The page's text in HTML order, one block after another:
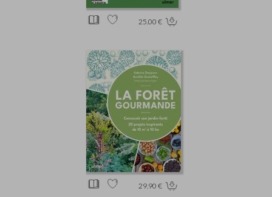
25.00 €
29.90 €